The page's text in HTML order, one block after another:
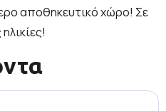
αποθηκευτικό χώρο! Σε